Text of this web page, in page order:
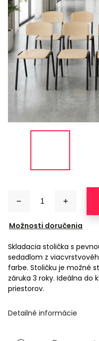
Možnosti doručenia
Skladacia stolička s
sedadlom z
farbe. Stoličku je možné
záruka 3 roky. Ideálna do
priestorov.
Detailné informácie